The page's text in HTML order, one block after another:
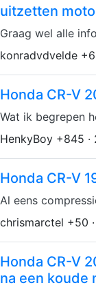
uitzetten
Graag wel alle
konradvdvelde
Honda CR-V
Wat ik begrepen
HenkyBoy +845 ·
Honda CR-V
Al eens
chrismarctel +50
Honda CR-V
na een koude